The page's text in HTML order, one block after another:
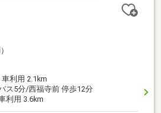
車利用 2.1km
ス5分/西福寺前 停歩12分
利用 3.6km